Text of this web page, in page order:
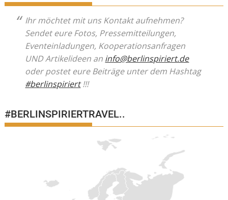
Ihr möchtet mit uns Kontakt aufnehmen?
Sendet eure Fotos, Pressemitteilungen,
Eventeinladungen, Kooperationsanfragen
UND Artikelideen an info@berlinspiriert.de
oder postet eure Beiträge unter dem Hashtag
#berlinspiriert!!!
#BERLINSPIRIERTRAVEL..